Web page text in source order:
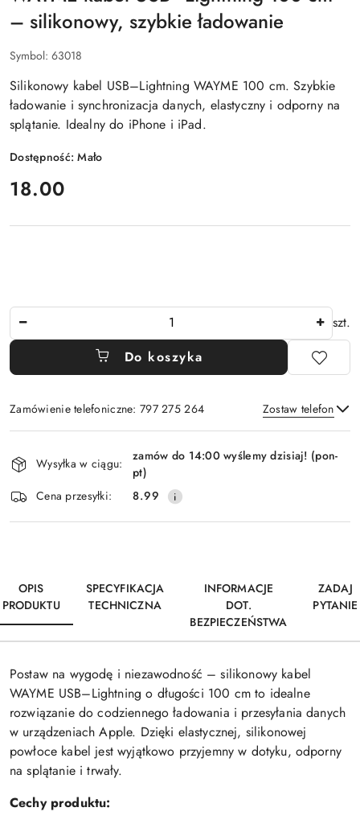
Z
O.O.
– silikonowy, szybkie ładowanie
Symbol: 63018
Silikonowy kabel USB–Lightning WAYME 100 cm. Szybkie
ładowanie i synchronizacja danych, elastyczny i odporny na
splątanie. Idealny do iPhone i iPad.
Dostępność:Mało
cena:
18.00
szt.
Do koszyka
Zamówienie telefoniczne: 797 275 264 Zostaw telefon
Dostępność
i
dostawa
Wysyłka w ciągu:
zamów do 14:00 wyślemy dzisiaj! (pon-
pt)
Cena przesyłki:
8.99
OPIS
PRODUKTU
SPECYFIKACJA
TECHNICZNA
INFORMACJE
DOT.
BEZPIECZEŃSTWA
ZADAJ
PYTANIE
Postaw na wygodę i niezawodność – silikonowy kabel
WAYME USB–Lightning o długości 100 cm to idealne
rozwiązanie do codziennego ładowania i przesyłania danych
w urządzeniach Apple. Dzięki elastycznej, silikonowej
powłoce kabel jest wyjątkowo przyjemny w dotyku, odporny
na splątanie i trwały.
Cechy produktu: